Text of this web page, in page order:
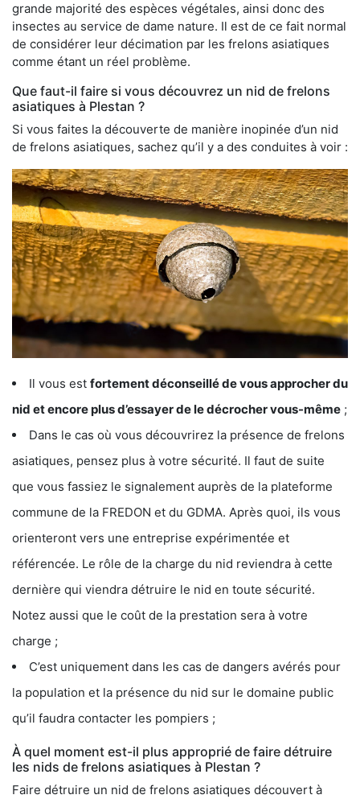
grande majorité des espèces végétales, ainsi donc des
insectes au service de dame nature. Il est de ce fait normal
de considérer leur décimation par les frelons asiatiques
comme étant un réel problème.
Que faut-il faire si vous découvrez un nid de frelons
asiatiques à Plestan ?
Si vous faites la découverte de manière inopinée d’un nid
de frelons asiatiques, sachez qu’il y a des conduites à voir :
Il vous est fortement déconseillé de vous approcher du
nid et encore plus d’essayer de le décrocher vous-même ;
Dans le cas où vous découvrirez la présence de frelons
asiatiques, pensez plus à votre sécurité. Il faut de suite
que vous fassiez le signalement auprès de la plateforme
commune de la FREDON et du GDMA. Après quoi, ils vous
orienteront vers une entreprise expérimentée et
référencée. Le rôle de la charge du nid reviendra à cette
dernière qui viendra détruire le nid en toute sécurité.
Notez aussi que le coût de la prestation sera à votre
charge ;
C’est uniquement dans les cas de dangers avérés pour
la population et la présence du nid sur le domaine public
qu’il faudra contacter les pompiers ;
À quel moment est-il plus approprié de faire détruire
les nids de frelons asiatiques à Plestan ?
Faire détruire un nid de frelons asiatiques découvert à